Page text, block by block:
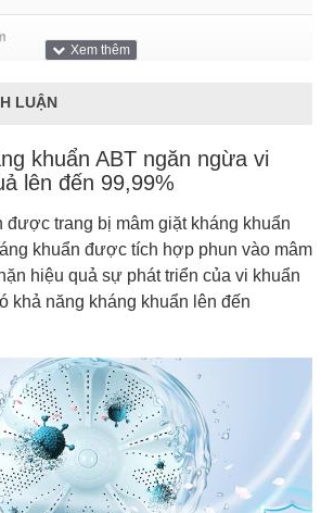
chương trình giặt
Nam
24 Tháng
LUẬN
khuẩn ABT ngăn ngừa vi
lên đến 99,99%
được trang bị mâm giặt kháng khuẩn
khuẩn được tích hợp phun vào mâm
hiệu quả sự phát triển của vi khuẩn
khả năng kháng khuẩn lên đến